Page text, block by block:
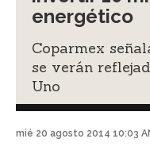
energético
Coparmex
se verán
Uno
mié 20 agosto 2014 10:03